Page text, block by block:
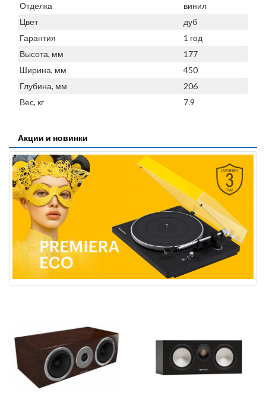
Отделка
винил
Цвет
дуб
Гарантия
1 год
Высота, мм
177
Ширина, мм
450
Глубина, мм
206
Вес, кг
7.9
Акции и новинки